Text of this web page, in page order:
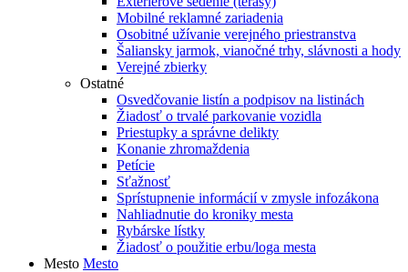
Mobilné reklamné zariadenia
Osobitné užívanie verejného priestranstva
Šaliansky jarmok, vianočné trhy, slávnosti a hody
Verejné zbierky
Ostatné
Osvedčovanie listín a podpisov na listinách
Žiadosť o trvalé parkovanie vozidla
Priestupky a správne delikty
Konanie zhromaždenia
Petície
Sťažnosť
Sprístupnenie informácií v zmysle infozákona
Nahliadnutie do kroniky mesta
Rybárske lístky
Žiadosť o použitie erbu/loga mesta
Mesto Mesto